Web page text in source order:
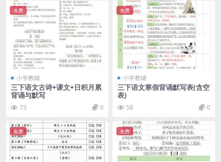
免费
小学教辅
三下语文古诗+课文+日积月累
背诵与默写
73 0
免费
小学教辅
三下语文寒假背诵默写表(含空
表)
58 0
免费 免费